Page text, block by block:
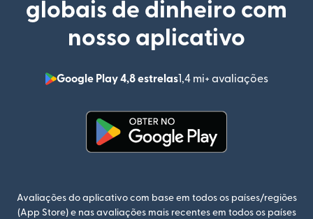
globais de dinheiro com
nosso aplicativo
Google Play 4,8 estrelas1,4 mi+ avaliações
(abre
Avaliações do aplicativo com base em todos os países/regiões
(App Store) e nas avaliações mais recentes em todos os países